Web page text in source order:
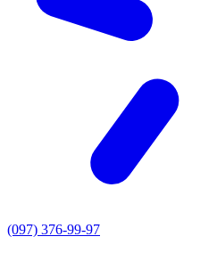
(097) 376-99-97